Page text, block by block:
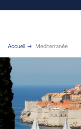
Accueil Méditerranée